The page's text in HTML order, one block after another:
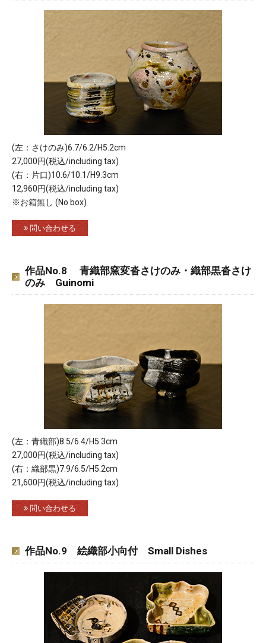
(左：さけのみ)6.7/6.2/H5.2cm
27,000円(税込/including tax)
(右：片口)10.6/10.1/H9.3cm
12,960円(税込/including tax)
※お箱無し (No box)
問い合わせる
作品No.8 青織部窯変沓さけのみ・織部黒沓さけ
のみ Guinomi
(左：青織部)8.5/6.4/H5.3cm
27,000円(税込/including tax)
(右：織部黒)7.9/6.5/H5.2cm
21,600円(税込/including tax)
問い合わせる
作品No.9 絵織部小向付 Small Dishes